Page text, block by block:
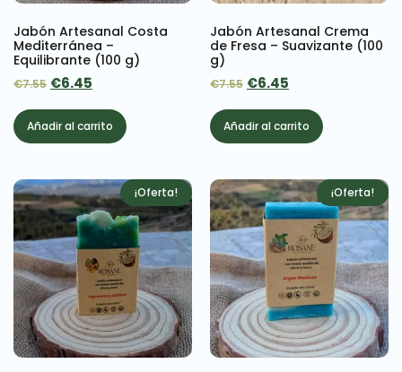
Jabón Artesanal Costa
Mediterránea –
Equilibrante (100 g)
€7.55 €6.45
Añadir al carrito
Jabón Artesanal Crema
de Fresa – Suavizante (100
g)
€7.55 €6.45
Añadir al carrito
¡Oferta! ¡Oferta!